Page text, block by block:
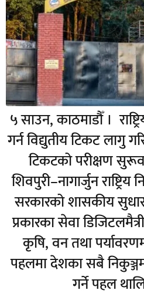
५ साउन, काठमाडौँ ।
गर्न विद्युतीय टिकट लागु
टिकटको परीक्षण
शिवपुरी–नागार्जुन
सरकारको शासकीय
प्रकारका सेवा
कृषि, वन तथा
पहलमा देशका सबै
गर्ने पहल